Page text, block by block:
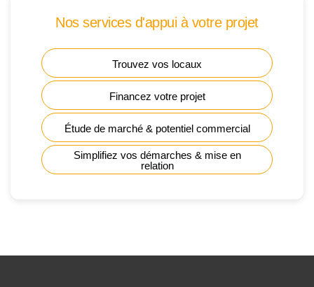
Nos services d'appui à votre projet
Trouvez vos locaux
Financez votre projet
Étude de marché & potentiel commercial
Simplifiez vos démarches & mise en
relation